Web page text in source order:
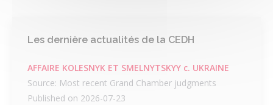
Les dernière actualités de la CEDH
AFFAIRE KOLESNYK ET SMELNYTSKYY c. UKRAINE
Source: Most recent Grand Chamber judgments
Published on 2026-07-23